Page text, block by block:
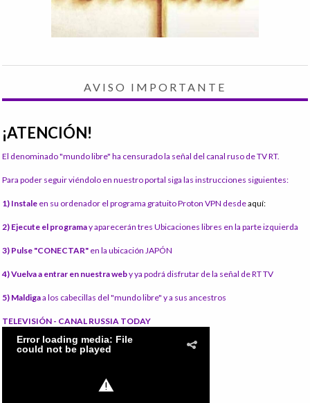
AVISO IMPORTANTE
¡ATENCIÓN!
El denominado "mundo libre" ha censurado la señal del canal ruso de TV RT.
Para poder seguir viéndolo en nuestro portal siga las instrucciones siguientes:
1) Instale en su ordenador el programa gratuito Proton VPN desdeaquí:
2) Ejecute el programay aparecerán tres Ubicaciones libres en la parte izquierda
3) Pulse "CONECTAR" en la ubicación JAPÓN
4) Vuelva a entrar en nuestra weby ya podrá disfrutar de la señal de RT TV
5) Maldigaa los cabecillas del "mundo libre" y a sus ancestros
TELEVISIÓN - CANAL RUSSIA TODAY